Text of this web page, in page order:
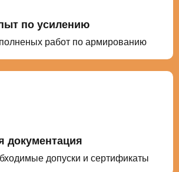
по усилению
работ по армированию
документация
допуски и сертификаты